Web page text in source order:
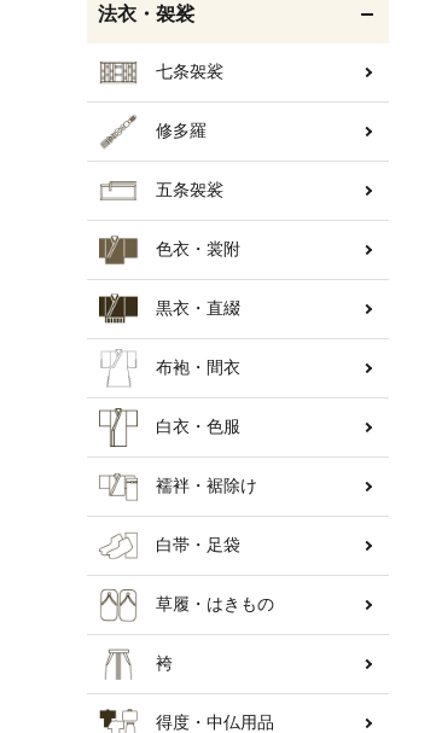
欄間・障子・襖・翠簾
納骨壇
法衣・袈裟
七条袈裟
修多羅
五条袈裟
色衣・裳附
黒衣・直綴
布袍・間衣
白衣・色服
襦袢・裾除け
白帯・足袋
草履・はきもの
袴
得度・中仏用品